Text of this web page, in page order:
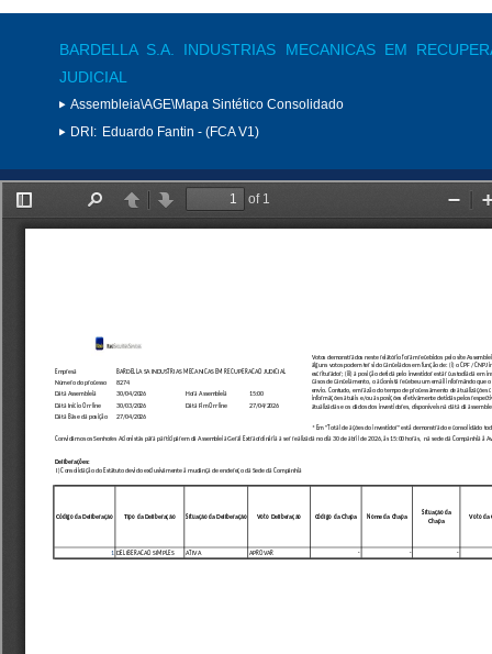
BARDELLA S.A. INDUSTRIAS MECANICAS EM
JUDICIAL
Assembleia\AGE\Mapa Sintético Consolidado
DRI: Eduardo Fantin - (FCA V1)